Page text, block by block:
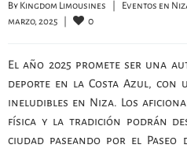
By Kingdom Limousines Eventos en
marzo, 2025
0
El año 2025 promete ser una
deporte en la Costa Azul, con
ineludibles en Niza. Los
física y la tradición podrán
ciudad paseando por el Paseo